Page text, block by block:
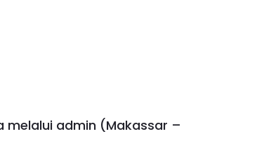
melalui admin (Makassar –